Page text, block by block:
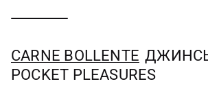
CARNE BOLLENTE
POCKET PLEASURES